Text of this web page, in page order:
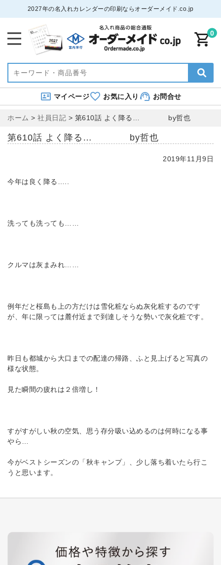
2027年の名入れカレンダーの印刷ならオーダーメイド.co.jp
0
マイページ お気に入り お問合せ
ホーム > 社員日記 > 第610話 よく降る… by哲也
第610話 よく降る… by哲也
2019年11月9日
今年は良く降る…..
洗っても洗っても……
クルマは灰まみれ……
例年だと桜島も上の方だけは雪化粧ならぬ灰化粧するのです
が、年に限っては麓付近まで到達しそうな勢いで灰化粧です。
昨日も都城から大口までの配達の帰路、ふと見上げると写真の
様な状態。
見た瞬間の疲れは２倍増し！
すがすがしい秋の空気、思う存分吸い込めるのは何時になる事
やら…
今がベストシーズンの「秋キャンプ」、少し落ち着いたら行こ
うと思います。